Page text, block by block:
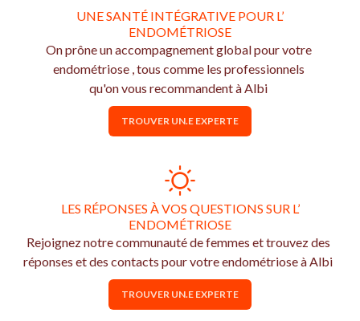
UNE SANTÉ INTÉGRATIVE POUR L’
ENDOMÉTRIOSE
On prône un accompagnement global pour votre
endométriose , tous comme les professionnels
qu'on vous recommandent à Albi
TROUVER UN.E EXPERTE
LES RÉPONSES À VOS QUESTIONS SUR L’
ENDOMÉTRIOSE
Rejoignez notre communauté de femmes et trouvez des
réponses et des contacts pour votre endométriose à Albi
TROUVER UN.E EXPERTE